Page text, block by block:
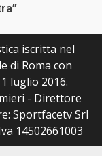
iscritta nel
di Roma con
luglio 2016.
- Direttore
Sportfacetv Srl
14502661003